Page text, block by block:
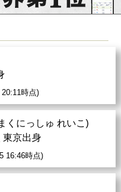
時点)
くにっしゅ れいこ)
東京出身
16:46時点)